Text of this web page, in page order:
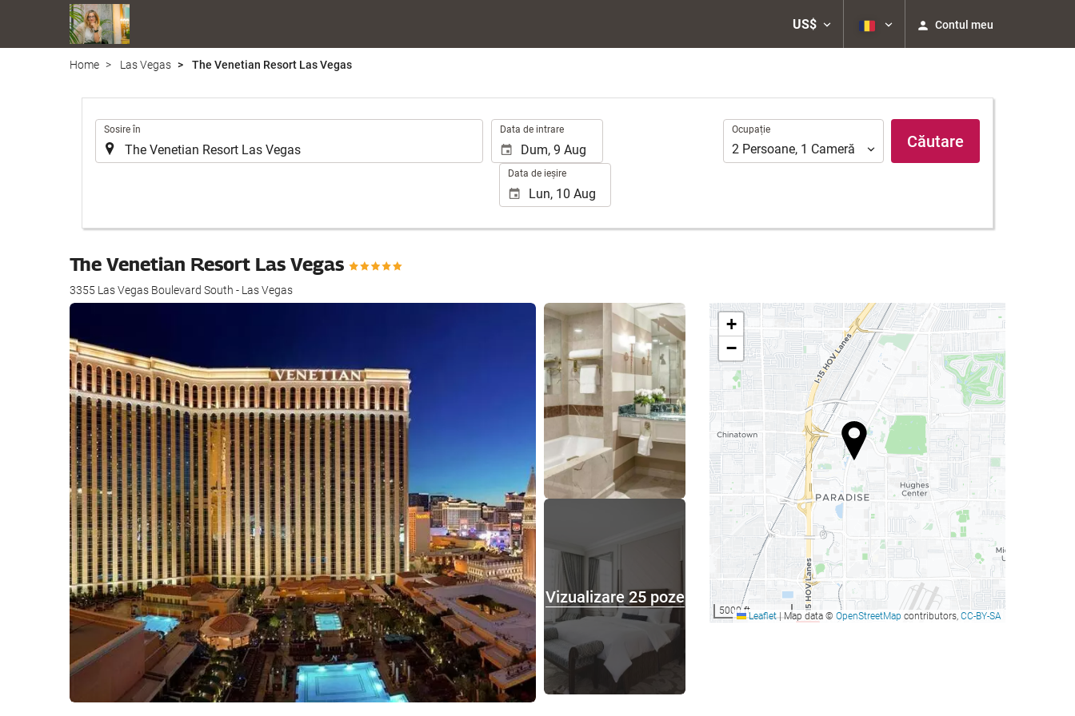
US$ Contul meu
Home Las Vegas The Venetian Resort Las Vegas
Sosire în Data de intrare
Data de ieșire
Ocupație
Ocupație
2 Persoane, 1 Cameră Căutare
The Venetian Resort Las Vegas
3355 Las Vegas Boulevard South - Las Vegas
Vizualizare 25 poze
Vizualizare 25 poze
+
−
5000 ftLeaflet |Map data © OpenStreetMap contributors, CC-BY-SA